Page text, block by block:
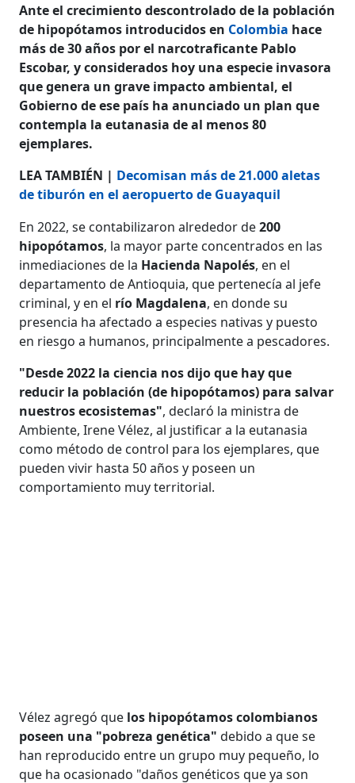
Ante el crecimiento descontrolado de la población
de hipopótamos introducidos en Colombia hace
más de 30 años por el narcotraficante Pablo
Escobar, y considerados hoy una especie invasora
que genera un grave impacto ambiental, el
Gobierno de ese país ha anunciado un plan que
contempla la eutanasia de al menos 80
ejemplares.
LEA TAMBIÉN | Decomisan más de 21.000 aletas
de tiburón en el aeropuerto de Guayaquil
En 2022, se contabilizaron alrededor de200
hipopótamos, la mayor parte concentrados en las
inmediaciones de la Hacienda Napolés, en el
departamento de Antioquia, que pertenecía al jefe
criminal, y en el río Magdalena, en donde su
presencia ha afectado a especies nativas y puesto
en riesgo a humanos, principalmente a pescadores.
"Desde 2022 la ciencia nos dijo que hay que
reducir la población (de hipopótamos) para salvar
nuestros ecosistemas", declaró la ministra de
Ambiente, Irene Vélez, al justificar a la eutanasia
como método de control para los ejemplares, que
pueden vivir hasta 50 años y poseen un
comportamiento muy territorial.
Vélez agregó que los hipopótamos colombianos
poseen una "pobreza genética" debido a que se
han reproducido entre un grupo muy pequeño, lo
que ha ocasionado "daños genéticos que ya son